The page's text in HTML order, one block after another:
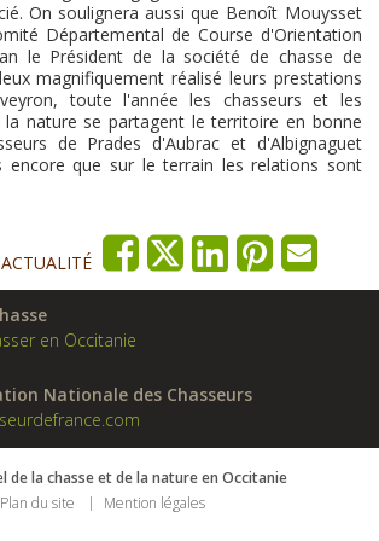
On soulignera aussi que Benoît Mouysset
Départemental de Course d'Orientation
le Président de la société de chasse de
magnifiquement réalisé leurs prestations
toute l'année les chasseurs et les
la nature se partagent le territoire en bonne
de Prades d'Aubrac et d'Albignaguet
encore que sur le terrain les relations sont
en Occitanie
Nationale des Chasseurs
de la chasse et de la nature en Occitanie
Plan du site
Mention légales